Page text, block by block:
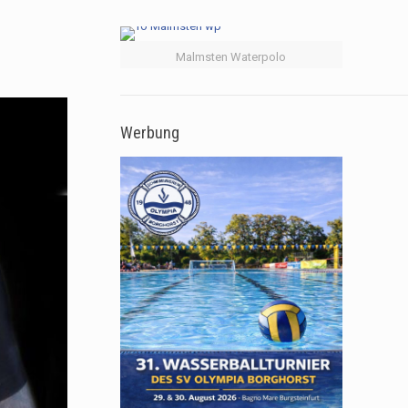
Malmsten Waterpolo
Werbung